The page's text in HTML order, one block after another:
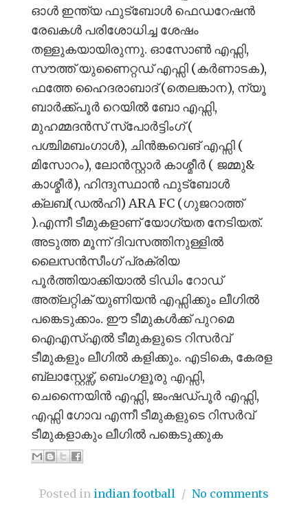
ഓൾ ഇന്ത്യ ഫുട്ബോൾ ഫെഡറേഷൻ
രേഖകൾ പരിശോധിച്ച ശേഷം
തള്ളുകയായിരുന്നു. ഓസോൺ എഫ്സി,
സൗത്ത് യുണൈറ്റഡ് എഫ്സി (കർണാടക),
ഫത്തേ ഹൈദരാബാദ് (തെലങ്കാന), ന്യൂ
ബാർക്ക്പൂർ റെയിൽ ബോ എഫ്സി,
മുഹമ്മദൻസ് സ്പോർട്ടിംഗ് (
പശ്ചിമബംഗാൾ), ചിൻങ്കവെങ് എഫ്സി (
മിസോറം), ലോൻസ്റ്റാർ കാശ്മീർ ( ജമ്മു&
കാശ്മീർ), ഹിന്ദുസ്ഥാൻ ഫുട്ബോൾ
ക്ലബ്(ഡൽഹി) ARA FC (ഗുജറാത്ത്
).എന്നീ ടീമുകളാണ് യോഗ്യത നേടിയത്.
അടുത്ത മൂന്ന് ദിവസത്തിനുള്ളിൽ
ലൈസൻസീംഗ് പ്രക്രിയ
പൂർത്തിയാക്കിയാൽ ടിഡിം റോഡ്
അത്‌ലറ്റിക് യുണിയൻ എഫ്സിക്കും ലീഗിൽ
പങ്കെടുക്കാം. ഈ ടീമുകൾക്ക് പുറമെ
ഐഎസ്എൽ ടീമുകളുടെ റിസർവ്
ടീമുകളും ലീഗിൽ കളിക്കും. എടികെ, കേരള
ബ്ലാസ്റ്റേഴ്സ്, ബെംഗളൂരു എഫ്സി,
ചെന്നൈയിൻ എഫ്സി, ജംഷഡ്പൂർ എഫ്സി,
എഫ്സി ഗോവ എന്നീ ടീമുകളുടെ റിസർവ്
ടീമുകളാകും ലീഗിൽ പങ്കെടുക്കുക
Posted in indian football / No comments